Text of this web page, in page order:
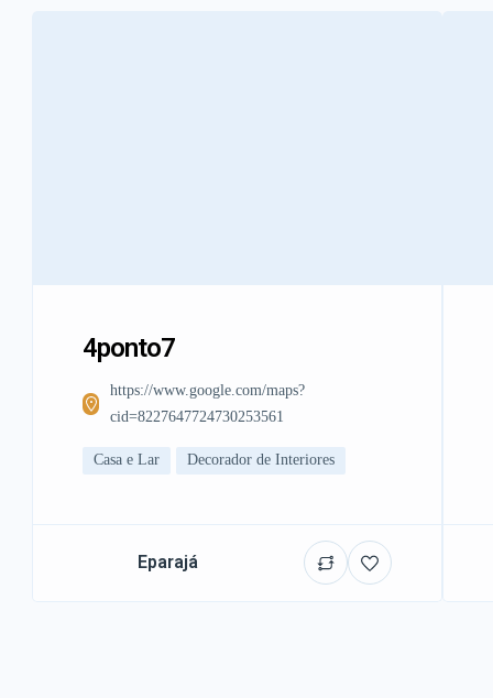
4ponto7
https://www.google.com/maps?
cid=8227647724730253561
Casa e Lar Decorador de Interiores
Eparajá